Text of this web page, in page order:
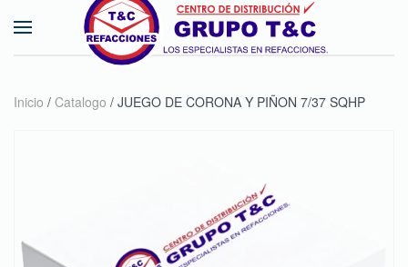
Skip to main content
Inicio / Catalogo / JUEGO DE CORONA Y PIÑON 7/37 SQHP